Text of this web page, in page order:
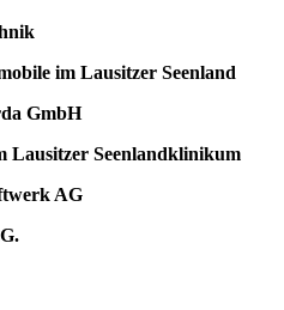
im Lausitzer Seenland
GmbH
Lausitzer Seenlandklinikum
AG